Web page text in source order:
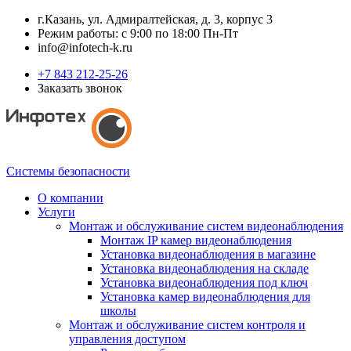
г.Казань, ул. Адмиралтейская, д. 3, корпус 3
Режим работы: с 9:00 по 18:00 Пн-Пт
info@infotech-k.ru
+7 843 212-25-26
Заказать звонок
Системы безопасности
О компании
Услуги
Монтаж и обслуживание систем видеонаблюдения
Монтаж IP камер видеонаблюдения
Установка видеонаблюдения в магазине
Установка видеонаблюдения на складе
Установка видеонаблюдения под ключ
Установка камер видеонаблюдения для
школы
Монтаж и обслуживание систем контроля и
управления доступом